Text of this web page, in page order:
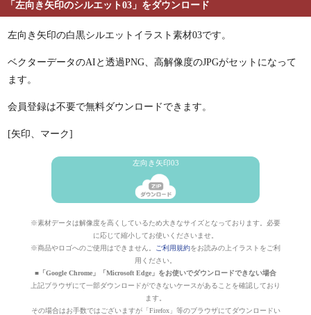
「左向き矢印のシルエット03」をダウンロード
左向き矢印の白黒シルエットイラスト素材03です。
ベクターデータのAIと透過PNG、高解像度のJPGがセットになって
ます。
会員登録は不要で無料ダウンロードできます。
[矢印、マーク]
左向き矢印03
※素材データは解像度を高くしているため大きなサイズとなっております。必要
に応じて縮小してお使いくださいませ。
※商品やロゴへのご使用はできません。
ご利用規約をお読みの上イラストをご利
用ください。
■「Google Chrome」「Microsoft Edge」をお使いでダウンロードできない場合
上記ブラウザにて一部ダウンロードができないケースがあることを確認しており
ます。
その場合はお手数ではございますが「Firefox」等のブラウザにてダウンロードい